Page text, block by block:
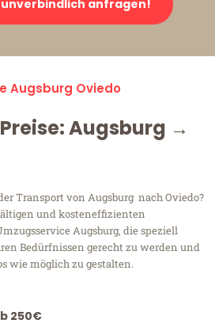
unverbindlich anfragen!
Augsburg Oviedo
Augsburg →
Transport von Augsburg nach Oviedo?
und kosteneffizienten
Augsburg, die speziell
Bedürfnissen gerecht zu werden und
wie möglich zu gestalten.
250€